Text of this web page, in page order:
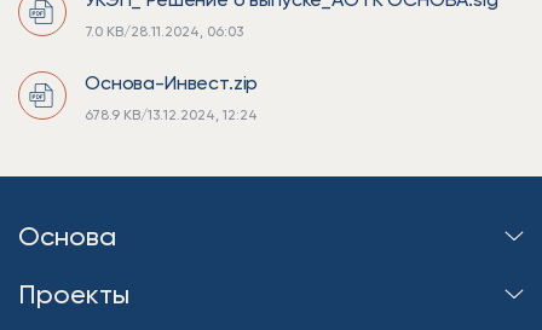
7.0 KB/28.11.2024, 06:03
Основа-Инвест.zip
678.9 KB/13.12.2024, 12:24
Основа
Проекты